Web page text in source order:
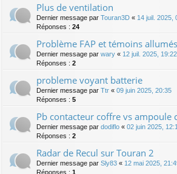
Plus de ventilation
Dernier message par Touran3D « 14 juil. 2025,
Réponses : 24
Problème FAP et témoins allumés
Dernier message par wary « 12 juil. 2025, 19:22
Réponses : 2
probleme voyant batterie
Dernier message par Ttr « 09 juin 2025, 20:35
Réponses : 5
Pb contacteur coffre vs ampoule
Dernier message par dodiflo « 02 juin 2025,
Réponses : 2
Radar de Recul sur Touran 2
Dernier message par Sly83 « 12 mai 2025,
Réponses : 1